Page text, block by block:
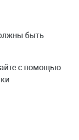
быть
с помощью